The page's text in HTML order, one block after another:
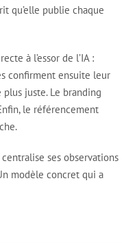
qu’elle publie chaque
à l’essor de l’IA :
confirment ensuite leur
juste. Le branding
le référencement
ses observations
modèle concret qui a